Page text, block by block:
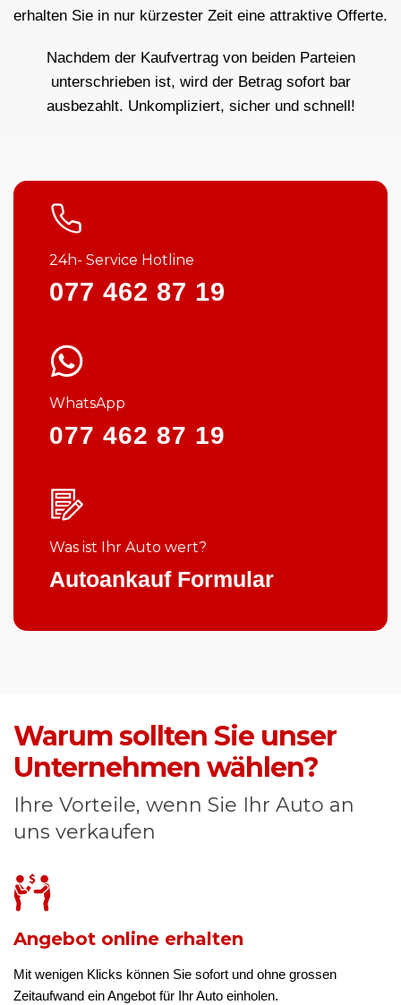
erhalten Sie in nur kürzester Zeit eine attraktive Offerte.
Nachdem der Kaufvertrag von beiden Parteien
unterschrieben ist, wird der Betrag sofort bar
ausbezahlt. Unkompliziert, sicher und schnell!
24h- Service Hotline
077 462 87 19
WhatsApp
077 462 87 19
Was ist Ihr Auto wert?
Autoankauf Formular
Warum sollten Sie unser
Unternehmen wählen?
Ihre Vorteile, wenn Sie Ihr Auto an
uns verkaufen
Angebot online erhalten
Mit wenigen Klicks können Sie sofort und ohne grossen
Zeitaufwand ein Angebot für Ihr Auto einholen.